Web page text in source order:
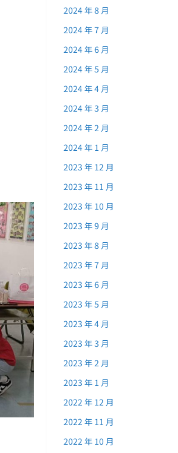
2024 年 8 月
2024 年 7 月
2024 年 6 月
2024 年 5 月
2024 年 4 月
2024 年 3 月
2024 年 2 月
2024 年 1 月
2023 年 12 月
2023 年 11 月
2023 年 10 月
2023 年 9 月
2023 年 8 月
2023 年 7 月
2023 年 6 月
2023 年 5 月
2023 年 4 月
2023 年 3 月
2023 年 2 月
2023 年 1 月
2022 年 12 月
2022 年 11 月
2022 年 10 月